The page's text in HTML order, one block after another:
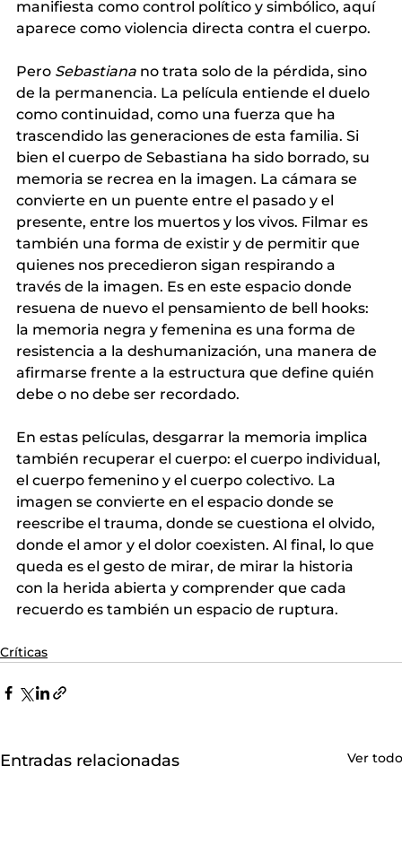
manifiesta como control político y simbólico, aquí
aparece como violencia directa contra el cuerpo.
Pero Sebastiana no trata solo de la pérdida, sino
de la permanencia. La película entiende el duelo
como continuidad, como una fuerza que ha
trascendido las generaciones de esta familia. Si
bien el cuerpo de Sebastiana ha sido borrado, su
memoria se recrea en la imagen. La cámara se
convierte en un puente entre el pasado y el
presente, entre los muertos y los vivos. Filmar es
también una forma de existir y de permitir que
quienes nos precedieron sigan respirando a
través de la imagen. Es en este espacio donde
resuena de nuevo el pensamiento de bell hooks:
la memoria negra y femenina es una forma de
resistencia a la deshumanización, una manera de
afirmarse frente a la estructura que define quién
debe o no debe ser recordado.
En estas películas, desgarrar la memoria implica
también recuperar el cuerpo: el cuerpo individual,
el cuerpo femenino y el cuerpo colectivo. La
imagen se convierte en el espacio donde se
reescribe el trauma, donde se cuestiona el olvido,
donde el amor y el dolor coexisten. Al final, lo que
queda es el gesto de mirar, de mirar la historia
con la herida abierta y comprender que cada
recuerdo es también un espacio de ruptura.
Críticas
Entradas relacionadas Ver todo